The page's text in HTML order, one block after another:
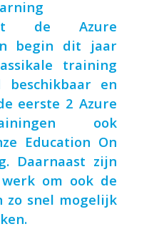
de Azure
begin dit jaar
training
en
eerste 2 Azure
ook
Education On
. Daarnaast zijn
om ook de
zo snel mogelijk